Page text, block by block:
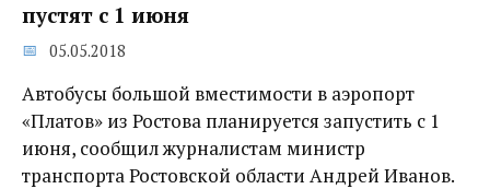
пустят с 1 июня
05.05.2018
Автобусы большой вместимости в аэропорт
«Платов» из Ростова планируется запустить с 1
июня, сообщил журналистам министр
транспорта Ростовской области Андрей Иванов.